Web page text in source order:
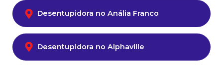
Desentupidora no Anália Franco
Desentupidora no Alphaville